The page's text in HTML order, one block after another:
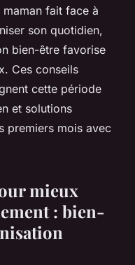
maman fait face à
son quotidien,
bien-être favorise
Ces conseils
cette période
et solutions
premiers mois avec
mieux
: bien-